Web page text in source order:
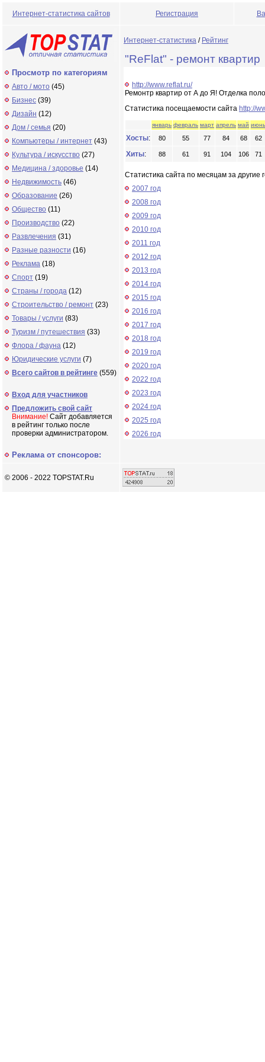
Интернет-статистика сайтов Регистрация
Просмотр по категориям
Авто / мото (45)
Бизнес (39)
Дизайн (12)
Дом / семья (20)
Компьютеры / интернет (43)
Культура / искусство (27)
Медицина / здоровье (14)
Недвижимость (46)
Образование (26)
Общество (11)
Производство (22)
Развлечения (31)
Разные разности (16)
Реклама (18)
Спорт (19)
Страны / города (12)
Строительство / ремонт (23)
Товары / услуги (83)
Туризм / путешествия (33)
Флора / фауна (12)
Юридические услуги (7)
Всего сайтов в рейтинге (559)
Вход для участников
Предложить свой сайт
Внимание! Сайт добавляется
в рейтинг только после
проверки администратором.
Реклама от спонсоров:
Интернет-статистика / Рейтинг
"ReFlat" - ремонт квартир
http://www.reflat.ru/
Ремонтр квартир от А до Я! Отделка
Статистика посещаемости сайта http://
январь февраль март апрель май июнь
Хосты: 80 55 77 84 68 62
Хиты: 88 61 91 104 106 71
Статистика сайта по месяцам за другие
2007 год
2008 год
2009 год
2010 год
2011 год
2012 год
2013 год
2014 год
2015 год
2016 год
2017 год
2018 год
2019 год
2020 год
2022 год
2023 год
2024 год
2025 год
2026 год
© 2006 - 2022 TOPSTAT.Ru